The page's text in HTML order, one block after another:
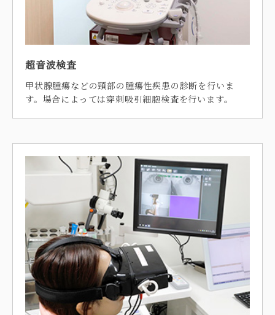
超音波検査
甲状腺腫瘍などの頸部の腫瘍性疾患の診断を行いま
す。場合によっては穿刺吸引細胞検査を行います。